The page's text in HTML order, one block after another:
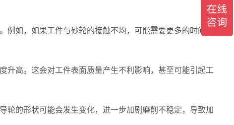
如，如果工件与砂轮的接触不均，可能需要更多的时间来
升高。这会对工件表面质量产生不利影响，甚至可能引起工
轮的形状可能会发生变化，进一步加剧磨削不稳定，导致加